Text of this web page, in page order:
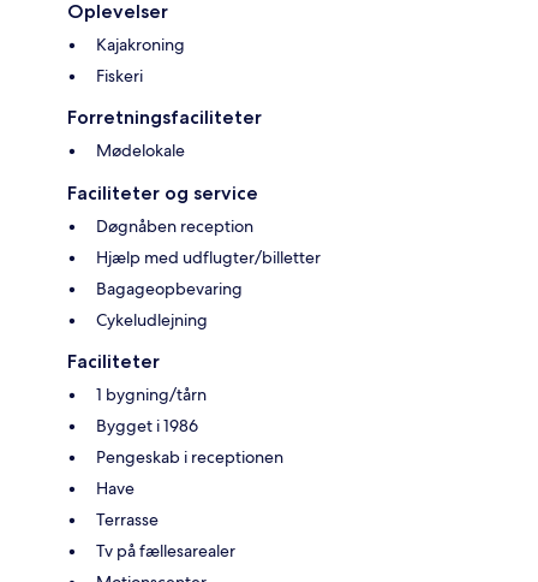
Oplevelser
Kajakroning
Fiskeri
Forretningsfaciliteter
Mødelokale
Faciliteter og service
Døgnåben reception
Hjælp med udflugter/billetter
Bagageopbevaring
Cykeludlejning
Faciliteter
1 bygning/tårn
Bygget i 1986
Pengeskab i receptionen
Have
Terrasse
Tv på fællesarealer